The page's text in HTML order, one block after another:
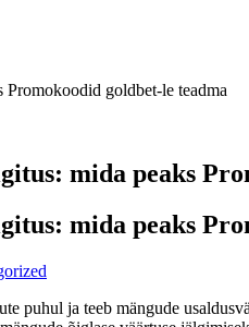
Promokoodid goldbet-le teadma
mida peaks
mida peaks
puhul ja teeb mängude